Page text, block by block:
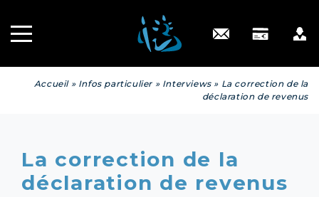
Engagé RSE
Contact
Accueil» Infos particulier» Interviews» La correction de la
déclaration de revenus
La correction de la
déclaration de revenus